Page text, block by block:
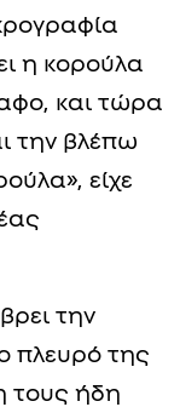
η κορούλα
και τώρα
την βλέπω
είχε
την
πλευρό της
τους ήδη